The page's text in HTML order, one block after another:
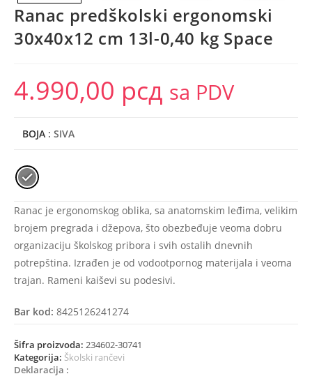
Ranac predškolski ergonomski
30x40x12 cm 13l-0,40 kg Space
4.990,00 рсд sa PDV
BOJA : SIVA
Ranac je ergonomskog oblika, sa anatomskim leđima, velikim
brojem pregrada i džepova, što obezbeđuje veoma dobru
organizaciju školskog pribora i svih ostalih dnevnih
potrepština. Izrađen je od vodootpornog materijala i veoma
trajan. Rameni kaiševi su podesivi.
Bar kod: 8425126241274
Šifra proizvoda: 234602-30741
Kategorija: Školski rančevi
Deklaracija :